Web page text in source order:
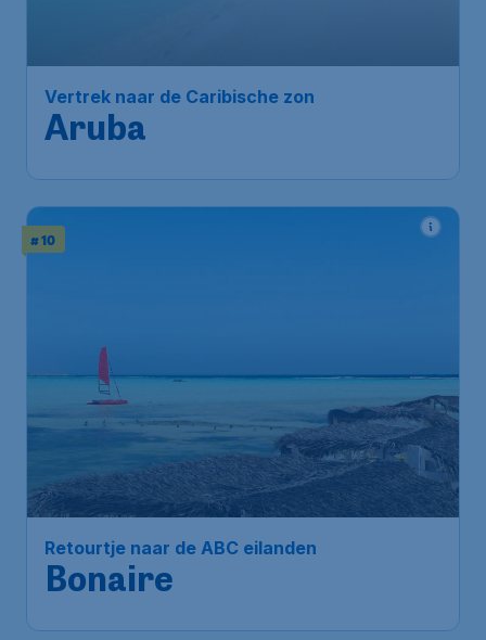
Vertrek naar de Caribische zon
Aruba
# 10
Retourtje naar de ABC eilanden
Bonaire